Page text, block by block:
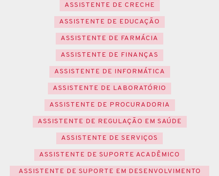
ASSISTENTE DE CRECHE
ASSISTENTE DE EDUCAÇÃO
ASSISTENTE DE FARMÁCIA
ASSISTENTE DE FINANÇAS
ASSISTENTE DE INFORMÁTICA
ASSISTENTE DE LABORATÓRIO
ASSISTENTE DE PROCURADORIA
ASSISTENTE DE REGULAÇÃO EM SAÚDE
ASSISTENTE DE SERVIÇOS
ASSISTENTE DE SUPORTE ACADÊMICO
ASSISTENTE DE SUPORTE EM DESENVOLVIMENTO